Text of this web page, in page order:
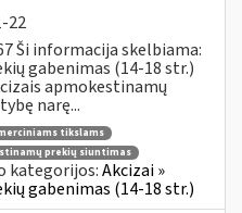
22
Ši informacija skelbiama:
gabenimas (14-18 str.)
apmokestinamų
narę...
tikslams
prekių siuntimas
kategorijos:Akcizai »
gabenimas (14-18 str.)